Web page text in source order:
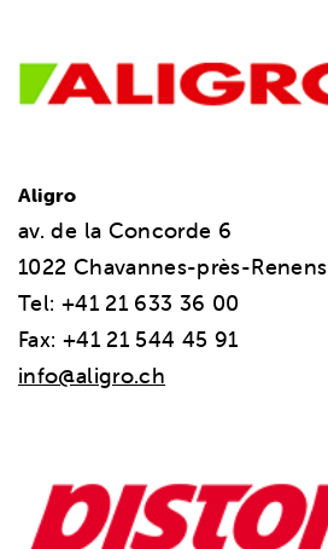
Aligro
av. de la Concorde 6
1022 Chavannes-près-Renens
Tel: +41 21 633 36 00
Fax: +41 21 544 45 91
info@aligro.ch